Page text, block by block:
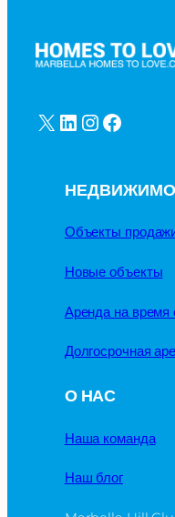
X LinkedIn InstagramFacebook
Объекты
Новые объекты
Аренда на время
Долгосрочная
О НАС
Наша команда
Наш блог